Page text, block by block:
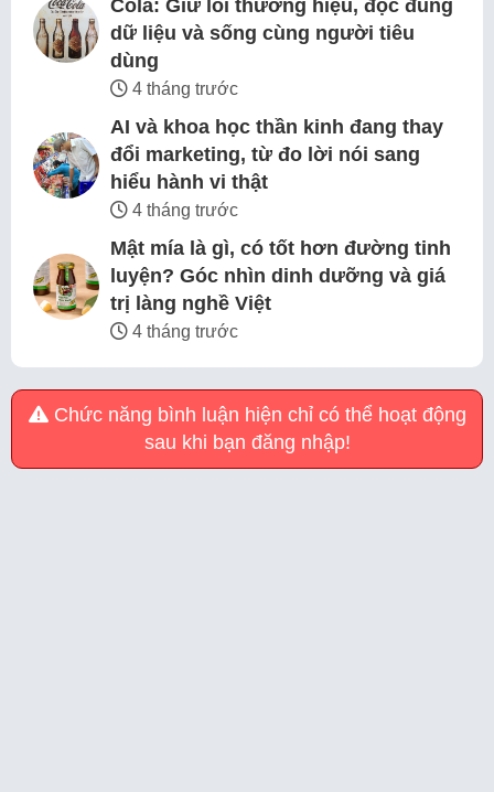
Cola: Giữ lõi thương hiệu, đọc đúng
dữ liệu và sống cùng người tiêu
dùng
4 tháng trước
AI và khoa học thần kinh đang thay
đổi marketing, từ đo lời nói sang
hiểu hành vi thật
4 tháng trước
Mật mía là gì, có tốt hơn đường tinh
luyện? Góc nhìn dinh dưỡng và giá
trị làng nghề Việt
4 tháng trước
Chức năng bình luận hiện chỉ có thể hoạt động
sau khi bạn đăng nhập!